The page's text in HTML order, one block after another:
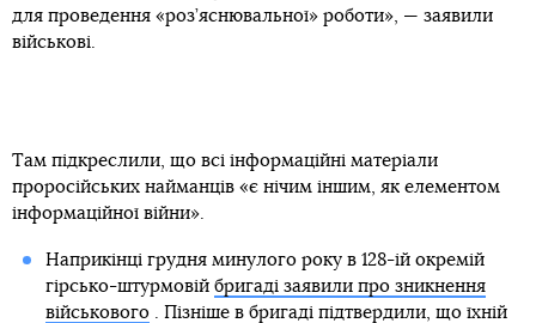
для проведення «роз’яснювальної» роботи», — заявили
військові.
Там підкреслили, що всі інформаційні матеріали
проросійських найманців «є нічим іншим, як елементом
інформаційної війни».
Наприкінці грудня минулого року в 128-ій окремій
гірсько-штурмовій бригаді заявили про зникнення
військового. Пізніше в бригаді підтвердили, що їхній